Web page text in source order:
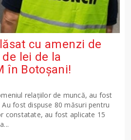
cu amenzi de
lei de la
în Botoșani!
relațiilor de muncă, au fost
fost dispuse 80 măsuri pentru
constatate, au fost aplicate 15